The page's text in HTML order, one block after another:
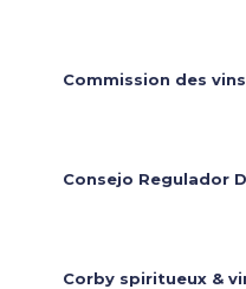
Commission des
Consejo Regulador
Corby spiritueux &